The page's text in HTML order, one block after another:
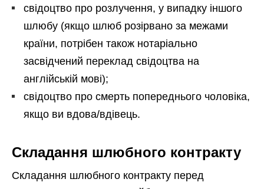
свідоцтво про розлучення, у випадку іншого
шлюбу (якщо шлюб розірвано за межами
країни, потрібен також нотаріально
засвідчений переклад свідоцтва на
англійській мові);
свідоцтво про смерть попереднього чоловіка,
якщо ви вдова/вдівець.
Складання шлюбного контракту
Складання шлюбного контракту перед